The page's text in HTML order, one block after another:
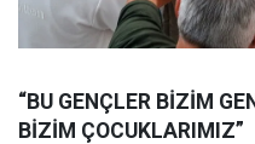
“BU GENÇLER BİZİM
BİZİM ÇOCUKLARIMIZ”